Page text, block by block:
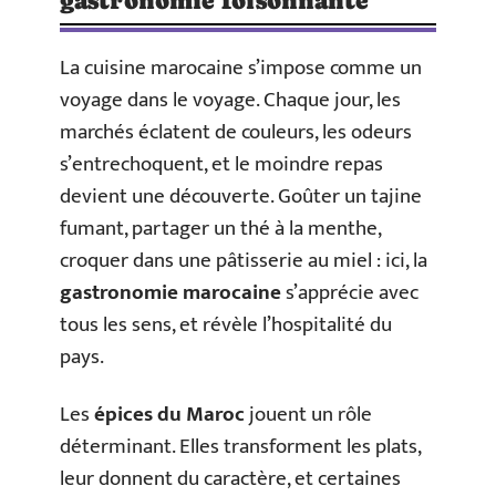
La cuisine marocaine s’impose comme un
voyage dans le voyage. Chaque jour, les
marchés éclatent de couleurs, les odeurs
s’entrechoquent, et le moindre repas
devient une découverte. Goûter un tajine
fumant, partager un thé à la menthe,
croquer dans une pâtisserie au miel : ici, la
gastronomie marocaines’apprécie avec
tous les sens, et révèle l’hospitalité du
pays.
Lesépices du Marocjouent un rôle
déterminant. Elles transforment les plats,
leur donnent du caractère, et certaines